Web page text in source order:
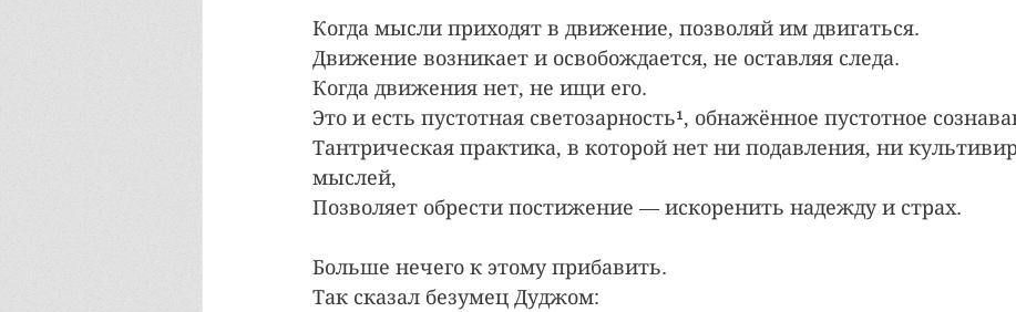
Когда мысли приходят в движение, позволяй им двигаться.
Движение возникает и освобождается, не оставляя следа.
Когда движения нет, не ищи его.
Это и есть пустотная светозарность¹, обнажённое пустотное
Тантрическая практика, в которой нет ни подавления, ни
мыслей,
Позволяет обрести постижение — искоренить надежду и страх.
Больше нечего к этому прибавить.
Так сказал безумец Дуджом: